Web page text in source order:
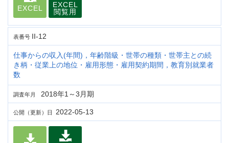
EXCEL
EXCEL
閲覧用
表番号 II-12
仕事からの収入(年間)，年齢階級・世帯の種類・世帯主との続
き柄・従業上の地位・雇用形態・雇用契約期間，教育別就業者
数
調査年月 2018年1～3月期
公開（更新）日 2022-05-13